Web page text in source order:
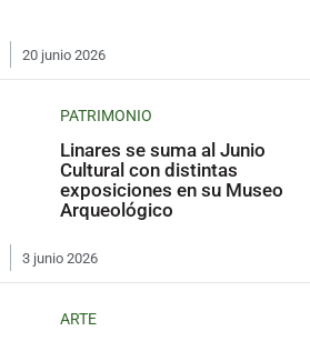
20 junio 2026
PATRIMONIO
Linares se suma al Junio
Cultural con distintas
exposiciones en su Museo
Arqueológico
3 junio 2026
ARTE